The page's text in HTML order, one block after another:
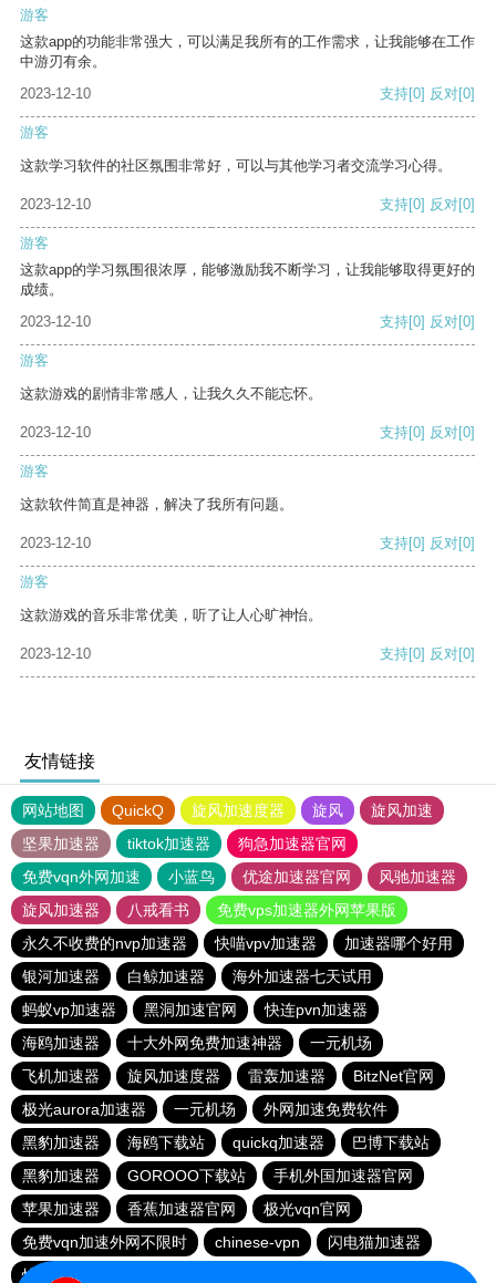
游客
这款app的功能非常强大，可以满足我所有的工作需求，让我能够在工作
中游刃有余。
2023-12-10
支持[0] 反对[0]
游客
这款学习软件的社区氛围非常好，可以与其他学习者交流学习心得。
2023-12-10 支持[0] 反对[0]
游客
这款app的学习氛围很浓厚，能够激励我不断学习，让我能够取得更好的
成绩。
2023-12-10
支持[0] 反对[0]
游客
这款游戏的剧情非常感人，让我久久不能忘怀。
2023-12-10 支持[0] 反对[0]
游客
这款软件简直是神器，解决了我所有问题。
2023-12-10 支持[0] 反对[0]
游客
这款游戏的音乐非常优美，听了让人心旷神怡。
2023-12-10 支持[0] 反对[0]
友情链接
网站地图 QuickQ 旋风加速度器 旋风
旋风加速
坚果加速器
tiktok加速器
狗急加速器官网
免费vqn外网加速
小蓝鸟 优途加速器官网
风驰加速器
旋风加速器
八戒看书
免费vps加速器外网苹果版
永久不收费的nvp加速器
快喵vpv加速器
加速器哪个好用
银河加速器
白鲸加速器
海外加速器七天试用
蚂蚁vp加速器
黑洞加速官网
快连pvn加速器
海鸥加速器
十大外网免费加速神器
一元机场
飞机加速器
旋风加速度器 雷轰加速器
BitzNet官网
极光aurora加速器
一元机场
外网加速免费软件
黑豹加速器
海鸥下载站 quickq加速器
巴博下载站
黑豹加速器
GOROOO下载站
手机外国加速器官网
苹果加速器
香蕉加速器官网
极光vqn官网
免费vqn加速外网不限时
chinese-vpn
闪电猫加速器
快橙加速器